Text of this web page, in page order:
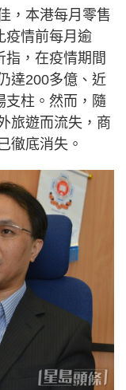
，本港每月零售
疫情前每月逾
，在疫情期間
達200多億、近
支柱。然而，隨
旅遊而流失，商
徹底消失。